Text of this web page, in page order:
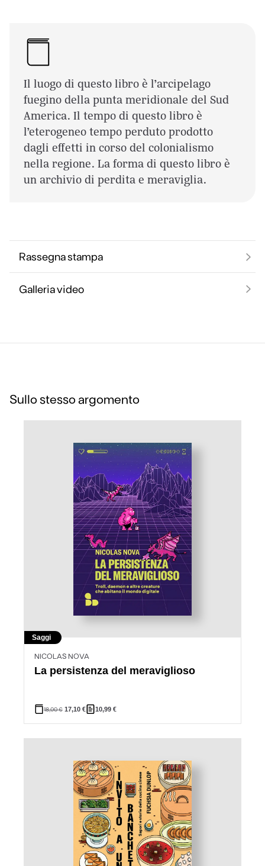
Il luogo di questo libro è l’arcipelago
fuegino della punta meridionale del Sud
America. Il tempo di questo libro è
l’eterogeneo tempo perduto prodotto
dagli effetti in corso del colonialismo
nella regione. La forma di questo libro è
un archivio di perdita e meraviglia.
Rassegna stampa
Galleria video
Sullo stesso argomento
Saggi
NICOLAS NOVA
La persistenza del meraviglioso
18,00€ 17,10 € 10,99 €